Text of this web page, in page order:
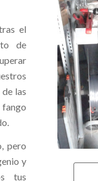
el
de
las
pero
y
tus